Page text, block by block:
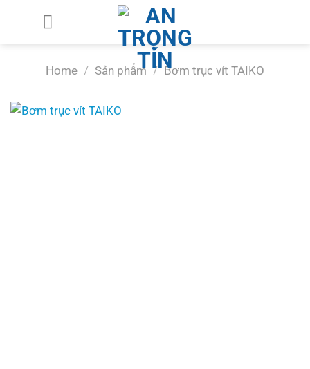
Home / Sản phẩm / Bơm trục vít TAIKO